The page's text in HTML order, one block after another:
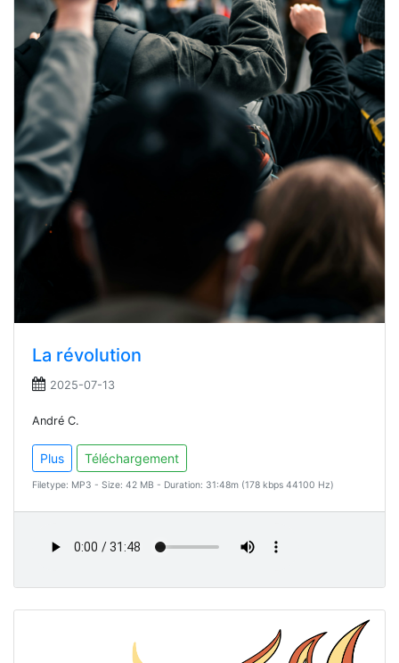
La révolution
2025-07-13
André C.
Plus Téléchargement
Filetype: MP3 - Size: 42 MB - Duration: 31:48m (178 kbps 44100 Hz)